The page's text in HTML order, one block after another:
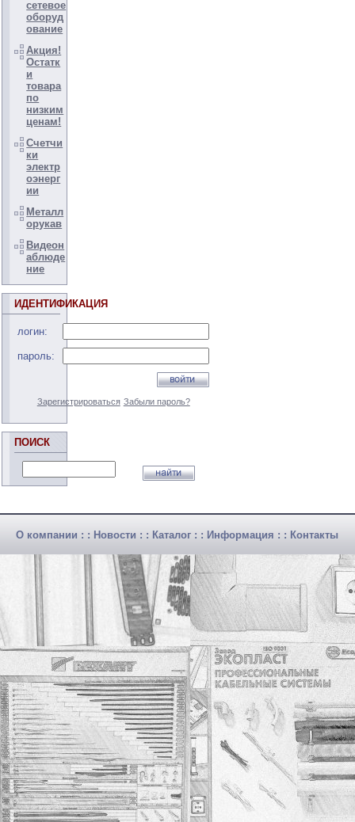
сетевое
оборуд
ование
Акция!
Остатк
и
товара
по
низким
ценам!
Счетчи
ки
электр
оэнерг
ии
Металл
орукав
Видеон
аблюде
ние
ИДЕНТИФИКАЦИЯ
логин:
пароль:
Зарегистрироваться Забыли пароль?
ПОИСК
О компании : : Новости : : Каталог : : Информация : : Контакты